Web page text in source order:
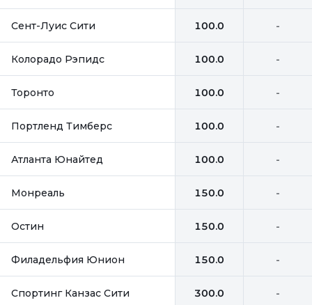
Сент-Луис Сити 100.0 -
Колорадо Рэпидс 100.0 -
Торонто 100.0 -
Портленд Тимберс 100.0 -
Атланта Юнайтед 100.0 -
Монреаль 150.0 -
Остин 150.0 -
Филадельфия Юнион 150.0 -
Спортинг Канзас Сити 300.0 -